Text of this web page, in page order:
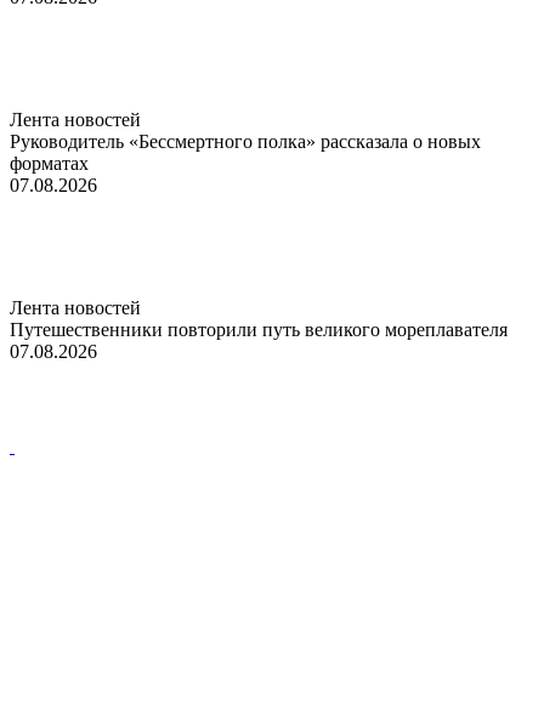
Лента новостей
Руководитель «Бессмертного полка» рассказала о новых
форматах
07.08.2026
Лента новостей
Путешественники повторили путь великого мореплавателя
07.08.2026